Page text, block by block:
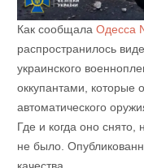
Как сообщала Одесса
распространилось
украинского
оккупантами, которые
автоматического
Где и когда оно снято,
не было.